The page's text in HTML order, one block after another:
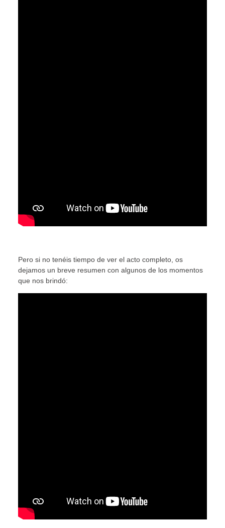
Pero si no tenéis tiempo de ver el acto completo, os
dejamos un breve resumen con algunos de los momentos
que nos brindó: